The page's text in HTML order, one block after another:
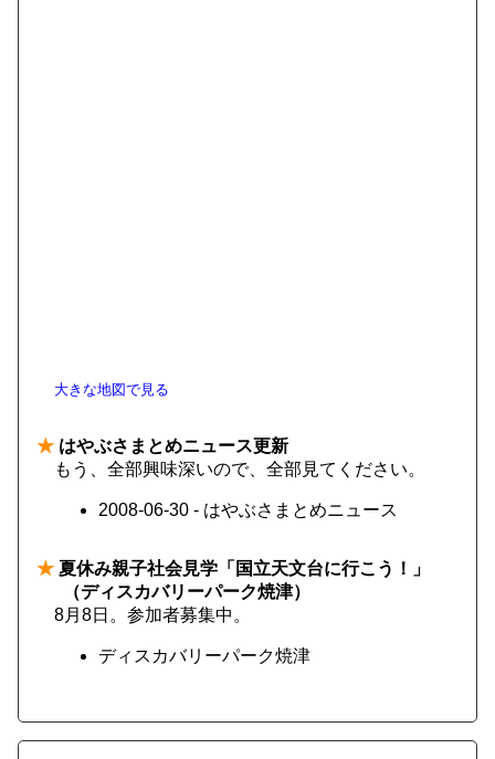
大きな地図で見る
★ はやぶさまとめニュース更新
もう、全部興味深いので、全部見てください。
2008-06-30 - はやぶさまとめニュース
★ 夏休み親子社会見学「国立天文台に行こう！」
（ディスカバリーパーク焼津）
8月8日。参加者募集中。
ディスカバリーパーク焼津